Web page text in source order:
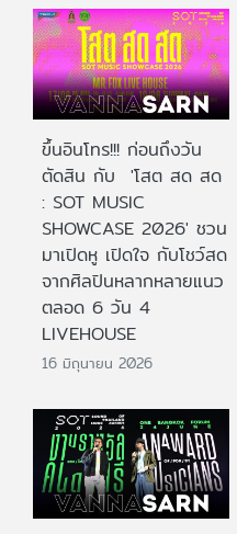
ขึ้นอินโทร!!! ก่อนถึงวัน
ตัดสิน กับ 'โสต สด สด
: SOT MUSIC
SHOWCASE 2026' ชวน
มาเปิดหู เปิดใจ กับโชว์สด
จากศิลปินหลากหลายแนว
ตลอด 6 วัน 4
LIVEHOUSE
16 มิถุนายน 2026